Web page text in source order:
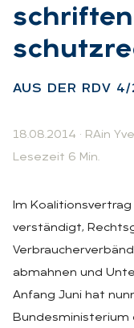
AUS DER RDV
18.08.2014 · RAin
Lesezeit 6 Min.
Im Koalitionsvertrag
verständigt,
abmahnen und
Anfang Juni hat